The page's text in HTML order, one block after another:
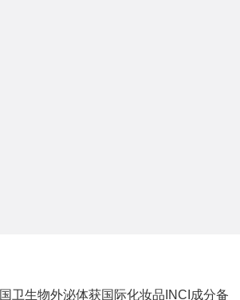
国卫生物外泌体获国际化妆品INCI成分备